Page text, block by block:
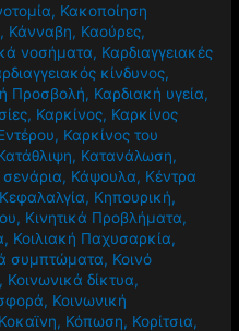
, Κακοποίηση
, Κάνναβη, Καούρες,
νοσήματα, Καρδιαγγειακές
κίνδυνος,
Προσβολή, Καρδιακή υγεία,
, Καρκίνος, Καρκίνος
, Καρκίνος του
, Κατανάλωση,
, Κάψουλα, Κέντρα
Κεφαλαλγία, Κηπουρική,
, Κινητικά Προβλήματα,
, Κοιλιακή Παχυσαρκία,
συμπτώματα, Κοινό
, Κοινωνικά δίκτυα,
, Κοινωνική
Κοκαϊνη, Κόπωση, Κορίτσια,